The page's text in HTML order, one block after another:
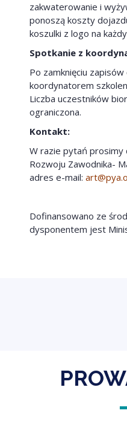
zakwaterowanie i
ponoszą koszty
koszulki z logo na
Spotkanie z
Po zamknięciu
koordynatorem
Liczba uczestników
ograniczona.
Kontakt:
W razie pytań prosimy
Rozwoju Zawodnika-
adres e-mail:
Dofinansowano ze
dysponentem jest